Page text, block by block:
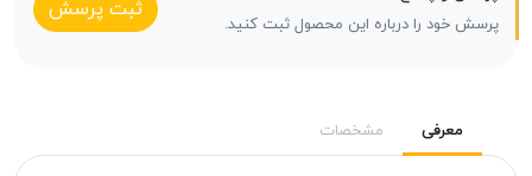
پرسش خود را درباره این محصول ثبت کنید.
ثبت پرسش
معرفی مشخصات